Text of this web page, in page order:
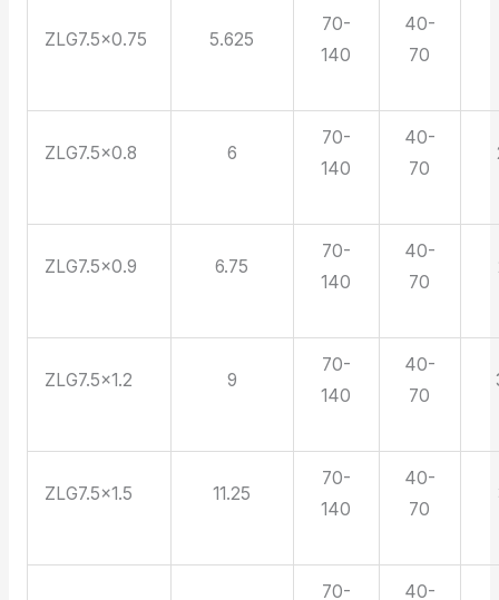
ZLG7.5×0.75 5.625
70-
140
40-
70
ZLG7.5×0.8 6
70-
140
40-
70
ZLG7.5×0.9 6.75
70-
140
40-
70
ZLG7.5×1.2 9
70-
140
40-
70
ZLG7.5×1.5 11.25
70-
140
40-
70
70- 40-